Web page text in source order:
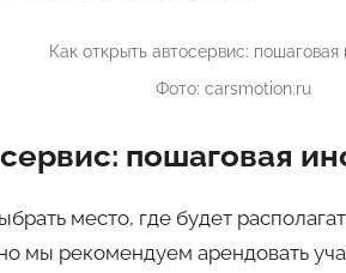
Фото: carsmotion.ru
пошаговая
место, где будет
мы рекомендуем арендовать